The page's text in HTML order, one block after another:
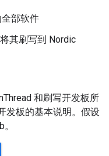
部软件
其刷写到 Nordic
和刷写开发板所
发板的基本说明。假设